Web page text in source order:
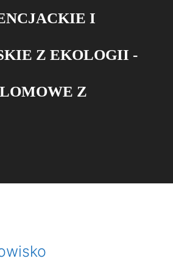
I
Z EKOLOGII -
Z